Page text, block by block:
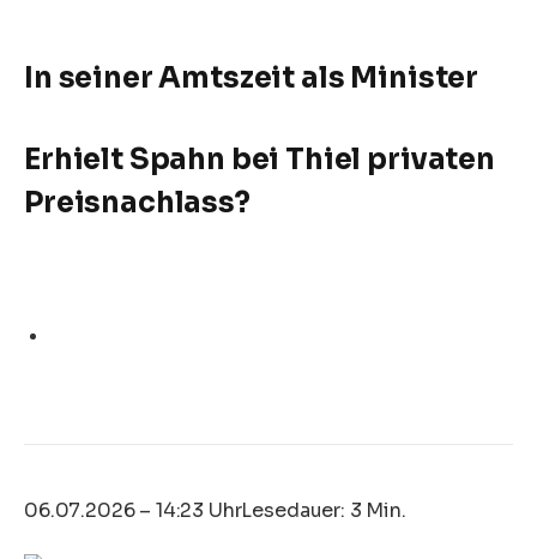
In seiner Amtszeit als Minister
Erhielt Spahn bei Thiel privaten
Preisnachlass?
06.07.2026 – 14:23 UhrLesedauer: 3 Min.